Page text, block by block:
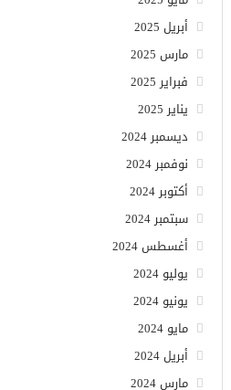
أبريل 2025
مارس 2025
فبراير 2025
يناير 2025
ديسمبر 2024
نوفمبر 2024
أكتوبر 2024
سبتمبر 2024
أغسطس 2024
يوليو 2024
يونيو 2024
مايو 2024
أبريل 2024
مارس 2024